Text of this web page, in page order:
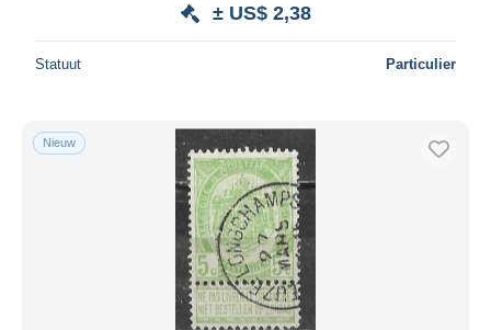
± US$ 2,38
Statuut Particulier
Nieuw